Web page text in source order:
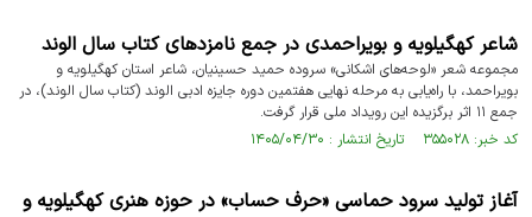
شاعر کهگیلویه و بویراحمدی در جمع نامزدهای کتاب سال الوند
مجموعه شعر «لوحه‌های اشکانی» سروده حمید حسینیان، شاعر استان کهگیلویه و
بویراحمد، با راه‌یابی به مرحله نهایی هفتمین دوره جایزه ادبی الوند (کتاب سال الوند)، در
جمع ۱۱ اثر برگزیده این رویداد ملی قرار گرفت.
کد خبر: ۳۵۵۰۲۸ تاریخ انتشار : ۱۴۰۵/۰۴/۳۰
آغاز تولید سرود حماسی «حرف حساب» در حوزه هنری کهگیلویه و